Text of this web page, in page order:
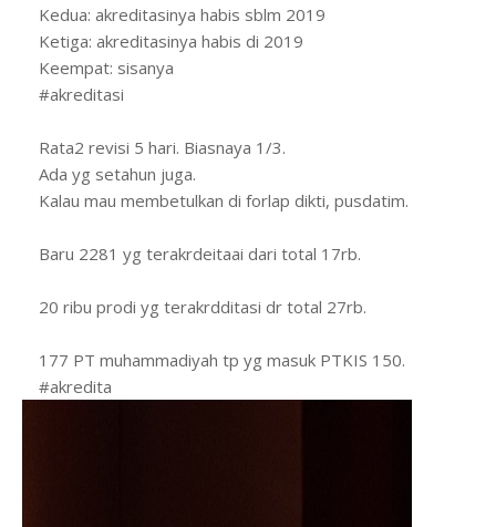
Kedua: akreditasinya habis sblm 2019
Ketiga: akreditasinya habis di 2019
Keempat: sisanya
#akreditasi
Rata2 revisi 5 hari. Biasnaya 1/3.
Ada yg setahun juga.
Kalau mau membetulkan di forlap dikti, pusdatim.
Baru 2281 yg terakrdeitaai dari total 17rb.
20 ribu prodi yg terakrdditasi dr total 27rb.
177 PT muhammadiyah tp yg masuk PTKIS 150.
#akredita